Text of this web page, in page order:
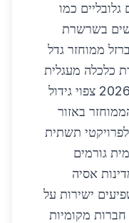
גלובליים כמו
בשרשרת
ממוחזר גדל
כלכלה מעגלית
והפחתת פליטות פחמן עד שנת 2026 צפוי גידול
באזור
תשתית
גורמים
אסיה
ישירות על
מקומיות